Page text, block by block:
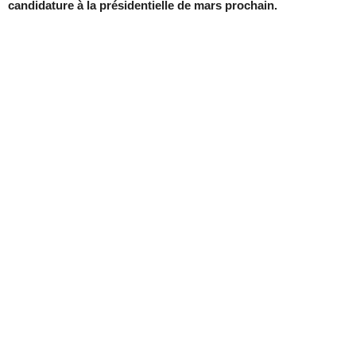
candidature à la présidentielle de mars prochain.